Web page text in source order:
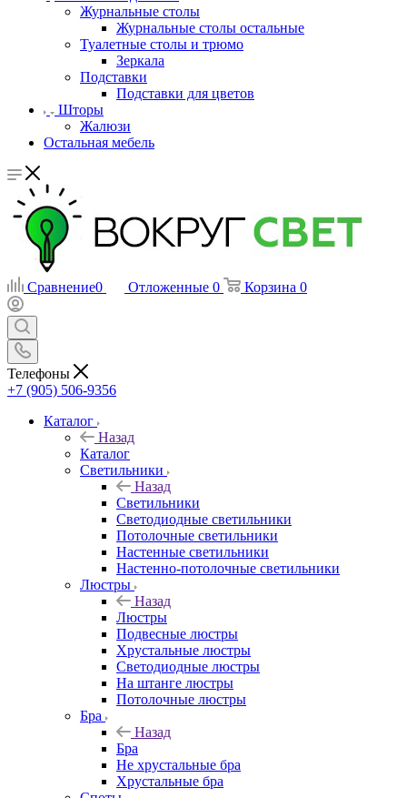
Журнальные столы
Журнальные столы остальные
Туалетные столы и трюмо
Зеркала
Подставки
Подставки для цветов
Шторы
Жалюзи
Остальная мебель
Сравнение0 Отложенные 0 Корзина 0
Телефоны
+7 (905) 506-9356
Каталог
Назад
Каталог
Светильники
Назад
Светильники
Светодиодные светильники
Потолочные светильники
Настенные светильники
Настенно-потолочные светильники
Люстры
Назад
Люстры
Подвесные люстры
Хрустальные люстры
Светодиодные люстры
На штанге люстры
Потолочные люстры
Бра
Назад
Бра
Не хрустальные бра
Хрустальные бра